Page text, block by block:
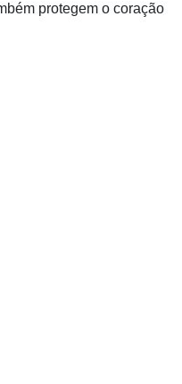
protegem o coração